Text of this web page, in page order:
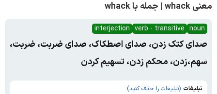
معنی whack | جمله با whack
noun
verb - transitive
interjection
صدای کتک زدن، صدای اصطکاک، صدای ضربت، ضربت،
سهم،زدن، محکم زدن، تسهیم کردن
تبلیغات (تبلیغات را حذف کنید)